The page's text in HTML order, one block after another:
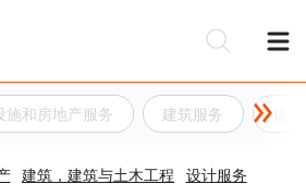
施和房地产服务 建筑服务
建筑，建筑与土木工程
设计服务